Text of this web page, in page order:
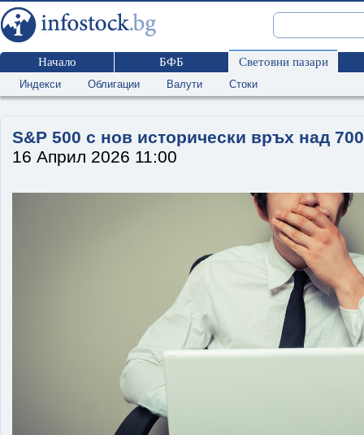
Начало БФБ Световни пазари
Индекси Облигации Валути Стоки
S&P 500 с нов исторически връх над
16 Април 2026 11:00